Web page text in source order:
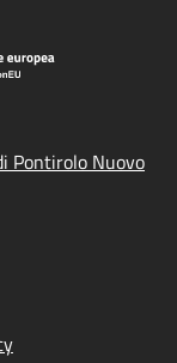
Pontirolo Nuovo